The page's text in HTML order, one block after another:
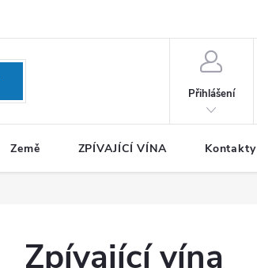
Přihlášení
Země ZPÍVAJÍCÍ VÍNA Kontakty
Zpívající vína